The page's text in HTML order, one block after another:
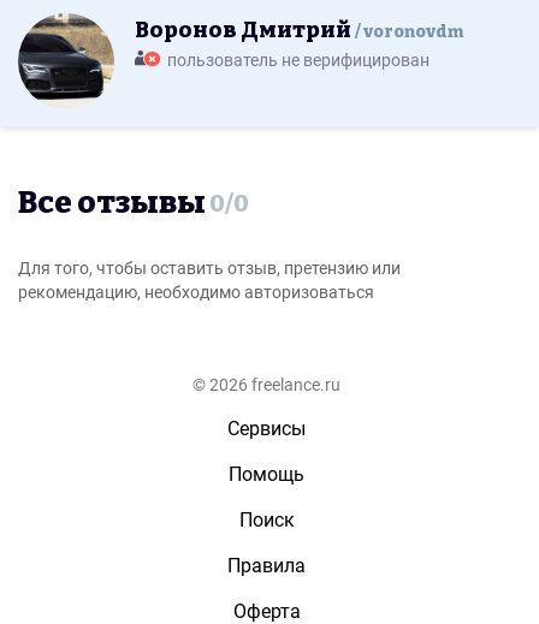
Воронов Дмитрий voronovdm
пользователь не верифицирован
Все отзывы 0/0
Для того, чтобы оставить отзыв, претензию или
рекомендацию, необходимо авторизоваться
© 2026 freelance.ru
Сервисы
Помощь
Поиск
Правила
Оферта